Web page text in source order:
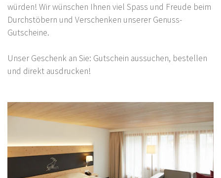
würden! Wir wünschen Ihnen viel Spass und Freude beim
Durchstöbern und Verschenken unserer Genuss-
Gutscheine.
Unser Geschenk an Sie: Gutschein aussuchen, bestellen
und direkt ausdrucken!